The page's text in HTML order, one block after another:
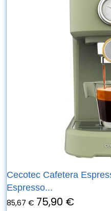
Cecotec Cafetera
Espresso...
85,67 € 75,90 €